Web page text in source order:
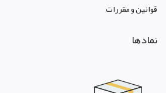
قوانين و مقررات
نمادها